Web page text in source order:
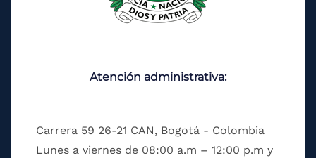
Atención administrativa:
Carrera 59 26-21 CAN, Bogotá - Colombia
Lunes a viernes de 08:00 a.m – 12:00 p.m y